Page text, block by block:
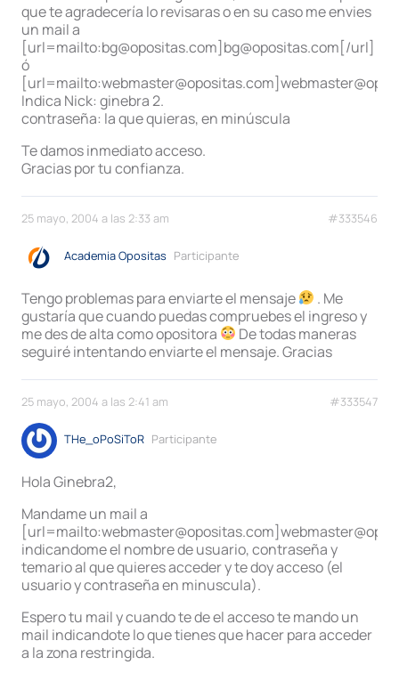
que te agradecería lo revisaras o en su caso me envies
un mail a
[url=mailto:bg@opositas.com]bg@opositas.com[/url]
ó
Indica Nick: ginebra 2.
contraseña: la que quieras, en minúscula
Te damos inmediato acceso.
Gracias por tu confianza.
25 mayo, 2004 a las 2:33 am #333546
Academia Opositas Participante
Tengo problemas para enviarte el mensaje
. Me
gustaría que cuando puedas compruebes el ingreso y
me des de alta como opositora
De todas maneras
seguiré intentando enviarte el mensaje. Gracias
25 mayo, 2004 a las 2:41 am #333547
THe_oPoSiToR Participante
Hola Ginebra2,
Mandame un mail a
indicandome el nombre de usuario, contraseña y
temario al que quieres acceder y te doy acceso (el
usuario y contraseña en minuscula).
Espero tu mail y cuando te de el acceso te mando un
mail indicandote lo que tienes que hacer para acceder
a la zona restringida.